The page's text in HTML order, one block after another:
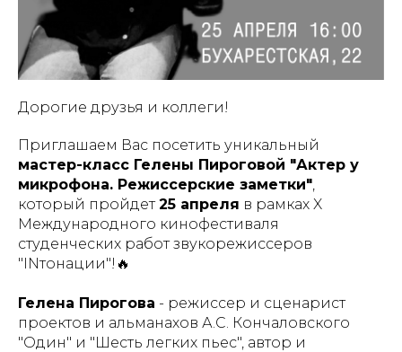
Дорогие друзья и коллеги!
Приглашаем Вас посетить уникальный
мастер-класс Гелены Пироговой "Актер у
микрофона. Режиссерские заметки"
который пройдет25 апреля в рамках X
Международного кинофестиваля
студенческих работ звукорежиссеров
"INтонации"!🔥
Гелена Пирогова - режиссер и сценарист
проектов и альманахов А.С. Кончаловского
"Один" и "Шесть легких пьес", автор и